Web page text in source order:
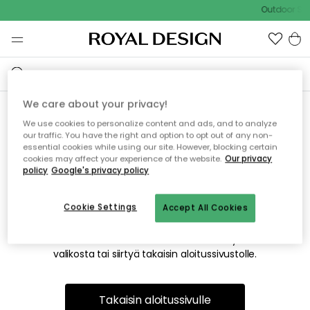
Outdoor
Emme valitettavasti löydä
etsimääsi sivua
Tämä voi johtua siitä, että sivua ei enää ole tai siitä, että se
on siirretty muualle. Pahoittelemme tästä mahdollisesti
valikosta tai siirtyä takaisin aloitussivustolle.
Takaisin aloitussivulle
We care about your privacy!
We use cookies to personalize content and ads, and to analyze
our traffic. You have the right and option to opt out of any non-
essential cookies while using our site. However, blocking certain
cookies may affect your experience of the website. Our privacy
policy Google's privacy policy
Accept All Cookies
Cookie Settings